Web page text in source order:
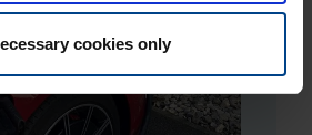
cookies only